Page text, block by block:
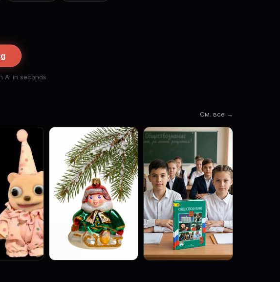
AI in seconds
См. все →